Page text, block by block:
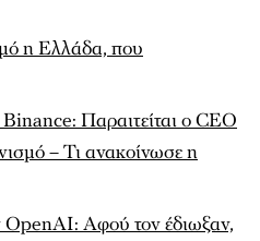
η Ελλάδα, που
Binance: Παραιτείται ο CEO
– Τι ανακοίνωσε η
Αφού τον έδιωξαν,